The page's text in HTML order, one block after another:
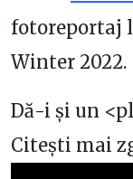
fotoreportaj
Winter 2022.
Dă-i și un
Citești mai